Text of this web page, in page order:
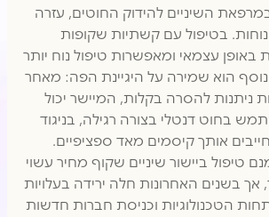
השיניים להידוק החוטים, עזרה
נוחות. בטיפול עם קשתיות שקופות
עצמאי ומאפשרות טיפול נוח יותר
נוסף הוא שמירה על היגיינת הפה: מאחר
להסרה בקלות, המיישר יכול
בחוט דנטלי בצורה רגילה, בניגוד
אותך קיסמים מאד ספציפיים.
טיפול ביישור שיניים שקוף מחיר עשוי
אך בשנים האחרונות חלה ירידה בעלויות
הטכנולוגיות וכניסת חברות חדשות